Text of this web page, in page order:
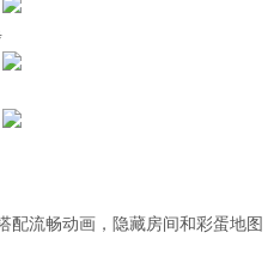
配流畅动画，隐藏房间和彩蛋地图